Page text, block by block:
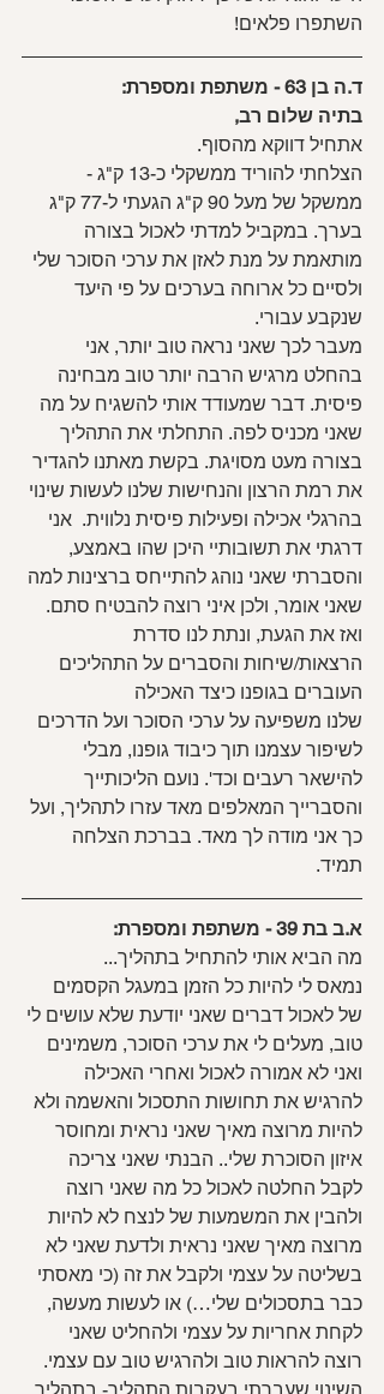
השתפרו פלאים!
ד.ה בן 63 - משתפת ומספרת:
בתיה שלום רב,
אתחיל דווקא מהסוף.
הצלחתי להוריד ממשקלי כ-13 ק"ג -
ממשקל של מעל 90 ק"ג הגעתי ל-77 ק"ג
בערך. במקביל למדתי לאכול בצורה
מותאמת על מנת לאזן את ערכי הסוכר שלי
ולסיים כל ארוחה בערכים על פי היעד
שנקבע עבורי.
מעבר לכך שאני נראה טוב יותר, אני
בהחלט מרגיש הרבה יותר טוב מבחינה
פיסית. דבר שמעודד אותי להשגיח על מה
שאני מכניס לפה. התחלתי את התהליך
בצורה מעט מסויגת. בקשת מאתנו להגדיר
את רמת הרצון והנחישות שלנו לעשות שינוי
בהרגלי אכילה ופעילות פיסית נלווית.  אני
דרגתי את תשובותיי היכן שהו באמצע,
והסברתי שאני נוהג להתייחס ברצינות למה
שאני אומר, ולכן איני רוצה להבטיח סתם.
ואז את הגעת, ונתת לנו סדרת
הרצאות/שיחות והסברים על התהליכים
העוברים בגופנו כיצד האכילה
שלנו משפיעה על ערכי הסוכר ועל הדרכים
לשיפור עצמנו תוך כיבוד גופנו, מבלי
להישאר רעבים וכד'. נועם הליכותייך
והסברייך המאלפים מאד עזרו לתהליך, ועל
כך אני מודה לך מאד. בברכת הצלחה
תמיד.
א.ב בת 39 - משתפת ומספרת:
מה הביא אותי להתחיל בתהליך...
נמאס לי להיות כל הזמן במעגל הקסמים
של לאכול דברים שאני יודעת שלא עושים לי
טוב, מעלים לי את ערכי הסוכר, משמינים
ואני לא אמורה לאכול ואחרי האכילה
להרגיש את תחושות התסכול והאשמה ולא
להיות מרוצה מאיך שאני נראית ומחוסר
איזון הסוכרת שלי.. הבנתי שאני צריכה
לקבל החלטה לאכול כל מה שאני רוצה
ולהבין את המשמעות של לנצח לא להיות
מרוצה מאיך שאני נראית ולדעת שאני לא
בשליטה על עצמי ולקבל את זה (כי מאסתי
כבר בתסכולים שלי…) או לעשות מעשה,
לקחת אחריות על עצמי ולהחליט שאני
רוצה להראות טוב ולהרגיש טוב עם עצמי.
השינוי שעברתי בעקבות התהליך- בתהליך,